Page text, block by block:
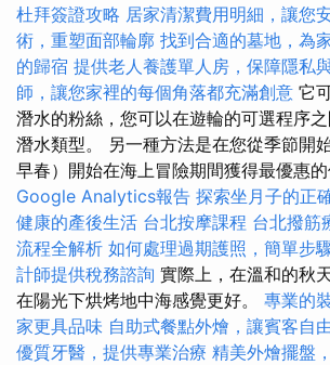
杜拜簽證攻略 居家清潔費用明細，讓您
術，重塑面部輪廓 找到合適的墓地，為
的歸宿 提供老人養護單人房，保障隱私
師，讓您家裡的每個角落都充滿創意 它
潛水的粉絲，您可以在遊輪的可選程序
潛水類型。 另一種方法是在您從季節開
早春）開始在海上冒險期間獲得最優惠的
Google Analytics報告 探索坐月子的正
健康的產後生活 台北按摩課程 台北撥筋
流程全解析 如何處理過期護照，簡單步
計師提供稅務諮詢 實際上，在溫和的秋
在陽光下烘烤地中海感覺更好。 專業的
家更具品味 自助式餐點外燴，讓賓客自
優質牙醫，提供專業治療 精美外燴擺盤